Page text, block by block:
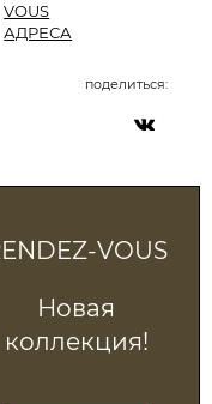
VOUS
АДРЕСА
поделиться:
VOUS
Новая
коллекция!